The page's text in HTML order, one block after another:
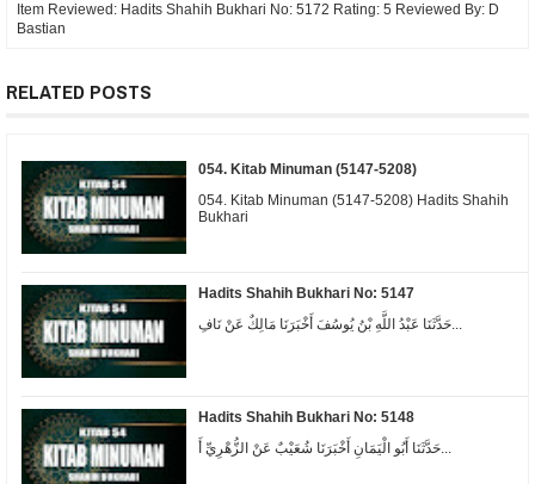
Item Reviewed: Hadits Shahih Bukhari No: 5172 Rating: 5 Reviewed By: D
Bastian
RELATED POSTS
054. Kitab Minuman (5147-5208)
054. Kitab Minuman (5147-5208) Hadits Shahih
Bukhari
Hadits Shahih Bukhari No: 5147
حَدَّثَنَا عَبْدُ اللَّهِ بْنُ يُوسُفَ أَخْبَرَنَا مَالِكٌ عَنْ نَافِ...
Hadits Shahih Bukhari No: 5148
حَدَّثَنَا أَبُو الْيَمَانِ أَخْبَرَنَا شُعَيْبٌ عَنْ الزُّهْرِيِّ أَ...